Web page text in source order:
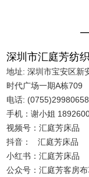
深圳市汇庭芳纺
地址: 深圳市宝安区新
时代广场一期A栋709
电话: (0755)29980658
手机：谢小姐
视频号：汇庭芳床品
抖音： 汇庭芳床品
小红书：汇庭芳床品
公众号：汇庭芳客房